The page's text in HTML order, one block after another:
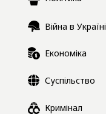
Війна в Україні
Економіка
Суспільство
Кримінал